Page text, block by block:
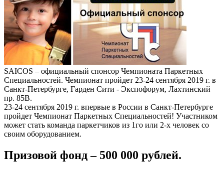
SAICOS – официальный спонсор Чемпионата Паркетных
Специальностей. Чемпионат пройдет 23-24 сентября 2019 г. в
Санкт-Петербурге, Гарден Сити - Экспофорум, Лахтинский
пр. 85В.
23-24 сентября 2019 г. впервые в России в Санкт-Петербурге
пройдет Чемпионат Паркетных Специальностей! Участником
может стать команда паркетчиков из 1го или 2-х человек со
своим оборудованием.
Призовой фонд – 500 000 рублей.